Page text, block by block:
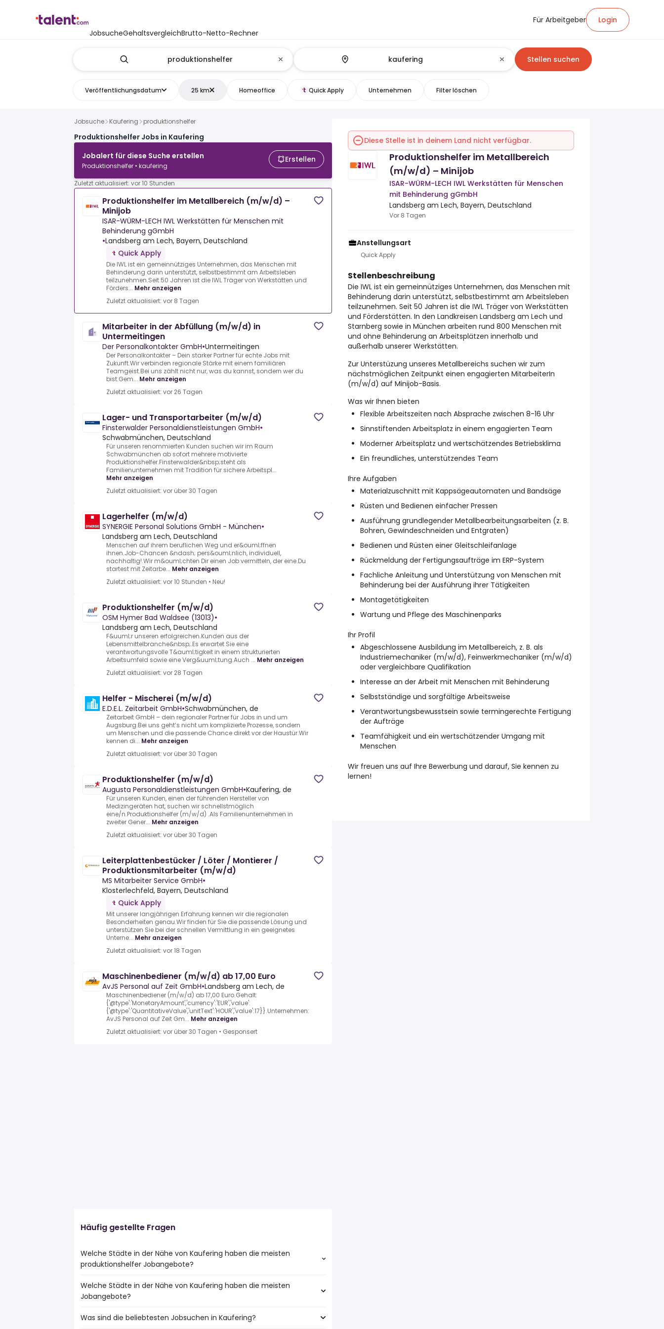
JobsucheGehaltsvergleichBrutto-Netto-Rechner
Für Arbeitgeber Login
Stellen suchen
Veröffentlichungsdatum 25 km Homeoffice Quick Apply Unternehmen Filter löschen
Jobsuche Kaufering produktionshelfer
Produktionshelfer Jobs in Kaufering
Jobalert für diese Suche erstellen
Produktionshelfer • kaufering
Erstellen
Zuletzt aktualisiert: vor 10 Stunden
Produktionshelfer im Metallbereich (m/w/d) –
Minijob
ISAR-WÜRM-LECH IWL Werkstätten für Menschen mit
Behinderung gGmbH
•Landsberg am Lech, Bayern, Deutschland
Quick Apply
Die IWL ist ein gemeinnütziges Unternehmen, das Menschen mit
Behinderung darin unterstützt, selbstbestimmt am Arbeitsleben
teilzunehmen.Seit 50 Jahren ist die IWL Träger von Werkstätten und
Förders... Mehr anzeigen
Zuletzt aktualisiert: vor 8 Tagen
Mitarbeiter in der Abfüllung (m/w/d) in
Untermeitingen
Der Personalkontakter GmbH•Untermeitingen
Der Personalkontakter – Dein starker Partner für echte Jobs mit
Zukunft.Wir verbinden regionale Stärke mit einem familiären
Teamgeist.Bei uns zählt nicht nur, was du kannst, sondern wer du
bist.Gem... Mehr anzeigen
Zuletzt aktualisiert: vor 26 Tagen
Lager- und Transportarbeiter (m/w/d)
Finsterwalder Personaldienstleistungen GmbH•
Schwabmünchen, Deutschland
Für unseren renommierten Kunden suchen wir im Raum
Schwabmünchen ab sofort mehrere motivierte
Produktionshelfer.Finsterwalder&nbsp;steht als
Familienunternehmen mit Tradition für sichere Arbeitspl...
Mehr anzeigen
Zuletzt aktualisiert: vor über 30 Tagen
Lagerhelfer (m/w/d)
SYNERGIE Personal Solutions GmbH - München•
Landsberg am Lech, Deutschland
Menschen auf ihrem beruflichen Weg und er&ouml;ffnen
ihnen.Job-Chancen &ndash; pers&ouml;nlich, individuell,
nachhaltig!.Wir m&ouml;chten Dir einen Job vermitteln, der eine.Du
startest mit Zeitarbe... Mehr anzeigen
Zuletzt aktualisiert: vor 10 Stunden • Neu!
Produktionshelfer (m/w/d)
OSM Hymer Bad Waldsee (13013)•
Landsberg am Lech, Deutschland
F&uuml;r unseren erfolgreichen.Kunden aus der
Lebensmittelbranche&nbsp;.Es erwartet Sie eine
verantwortungsvolle T&auml;tigkeit in einem strukturierten
Arbeitsumfeld sowie eine Verg&uuml;tung.Auch ... Mehr anzeigen
Zuletzt aktualisiert: vor 28 Tagen
Helfer - Mischerei (m/w/d)
E.D.E.L. Zeitarbeit GmbH•Schwabmünchen, de
Zeitarbeit GmbH – dein regionaler Partner für Jobs in und um
Augsburg.Bei uns geht’s nicht um komplizierte Prozesse, sondern
um Menschen und die passende Chance direkt vor der Haustür.Wir
kennen di... Mehr anzeigen
Zuletzt aktualisiert: vor über 30 Tagen
Produktionshelfer (m/w/d)
Augusta Personaldienstleistungen GmbH•Kaufering, de
Für unseren Kunden, einen der führenden Hersteller von
Medizingeräten hat, suchen wir schnellstmöglich
eine/n.Produktionshelfer (m/w/d) .Als Familienunternehmen in
zweiter Gener... Mehr anzeigen
Zuletzt aktualisiert: vor über 30 Tagen
Leiterplattenbestücker / Löter / Montierer /
Produktionsmitarbeiter (m/w/d)
MS Mitarbeiter Service GmbH•
Klosterlechfeld, Bayern, Deutschland
Quick Apply
Mit unserer langjährigen Erfahrung kennen wir die regionalen
Besonderheiten genau.Wir finden für Sie die passende Lösung und
unterstützen Sie bei der schnellen Vermittlung in ein geeignetes
Unterne... Mehr anzeigen
Zuletzt aktualisiert: vor 18 Tagen
Maschinenbediener (m/w/d) ab 17,00 Euro
AvJS Personal auf Zeit GmbH•Landsberg am Lech, de
Maschinenbediener (m/w/d) ab 17,00 Euro.Gehalt:
{'@type':'MonetaryAmount','currency':'EUR','value':
{'@type':'QuantitativeValue','unitText':'HOUR','value':17}}.Unternehmen:
AvJS Personal auf Zeit Gm... Mehr anzeigen
Zuletzt aktualisiert: vor über 30 Tagen • Gesponsert
Häufig gestellte Fragen
Welche Städte in der Nähe von Kaufering haben die meisten
produktionshelfer Jobangebote?
Städte in der Nähe von Kaufering mit den meisten produktionshelfer
Jobs:
Fürstenfeldbruck
Welche Städte in der Nähe von Kaufering haben die meisten
Jobangebote?
10 Städte in der Nähe von Kaufering mit den meisten Jobangeboten:
Was sind die beliebtesten Jobsuchen in Kaufering?
Diese Stelle ist in deinem Land nicht verfügbar.
Produktionshelfer im Metallbereich
(m/w/d) – Minijob
ISAR-WÜRM-LECH IWL Werkstätten für Menschen
mit Behinderung gGmbH
Landsberg am Lech, Bayern, Deutschland
Vor 8 Tagen
Anstellungsart
Quick Apply
Stellenbeschreibung
Die IWL ist ein gemeinnütziges Unternehmen, das Menschen mit
Behinderung darin unterstützt, selbstbestimmt am Arbeitsleben
teilzunehmen. Seit 50 Jahren ist die IWL Träger von Werkstätten
und Förderstätten. In den Landkreisen Landsberg am Lech und
Starnberg sowie in München arbeiten rund 800 Menschen mit
und ohne Behinderung an Arbeitsplätzen innerhalb und
außerhalb unserer Werkstätten.
Zur Unterstüzung unseres Metallbereichs suchen wir zum
nächstmöglichen Zeitpunkt einen engagierten MitarbeiterIn
(m/w/d) auf Minijob-Basis.
Was wir Ihnen bieten
Flexible Arbeitszeiten nach Absprache zwischen 8-16 Uhr
Sinnstiftenden Arbeitsplatz in einem engagierten Team
Moderner Arbeitsplatz und wertschätzendes Betriebsklima
Ein freundliches, unterstützendes Team
Ihre Aufgaben
Materialzuschnitt mit Kappsägeautomaten und Bandsäge
Rüsten und Bedienen einfacher Pressen
Ausführung grundlegender Metallbearbeitungsarbeiten (z. B.
Bohren, Gewindeschneiden und Entgraten)
Bedienen und Rüsten einer Gleitschleifanlage
Rückmeldung der Fertigungsaufträge im ERP-System
Fachliche Anleitung und Unterstützung von Menschen mit
Behinderung bei der Ausführung ihrer Tätigkeiten
Montagetätigkeiten
Wartung und Pflege des Maschinenparks
Ihr Profil
Abgeschlossene Ausbildung im Metallbereich, z. B. als
Industriemechaniker (m/w/d), Feinwerkmechaniker (m/w/d)
oder vergleichbare Qualifikation
Interesse an der Arbeit mit Menschen mit Behinderung
Selbstständige und sorgfältige Arbeitsweise
Verantwortungsbewusstsein sowie termingerechte Fertigung
der Aufträge
Teamfähigkeit und ein wertschätzender Umgang mit
Menschen
Wir freuen uns auf Ihre Bewerbung und darauf, Sie kennen zu
lernen!